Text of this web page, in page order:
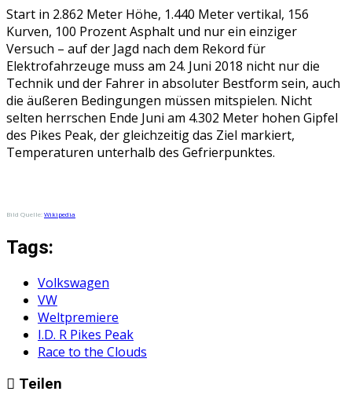
Start in 2.862 Meter Höhe, 1.440 Meter vertikal, 156
Kurven, 100 Prozent Asphalt und nur ein einziger
Versuch – auf der Jagd nach dem Rekord für
Elektrofahrzeuge muss am 24. Juni 2018 nicht nur die
Technik und der Fahrer in absoluter Bestform sein, auch
die äußeren Bedingungen müssen mitspielen. Nicht
selten herrschen Ende Juni am 4.302 Meter hohen Gipfel
des Pikes Peak, der gleichzeitig das Ziel markiert,
Temperaturen unterhalb des Gefrierpunktes.
Bild Quelle:Wikipedia
Tags:
Volkswagen
VW
Weltpremiere
I.D. R Pikes Peak
Race to the Clouds
Teilen